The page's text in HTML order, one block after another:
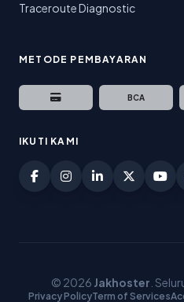
Traceroute Diagnostic
METODE PEMBAYARAN
BCA
IKUTI KAMI
Facebook Jakhoster
Instagram Jakhoster
LinkedInTwitter
© 2026 Jakhoster .
Privacy PolicyTerm of Services